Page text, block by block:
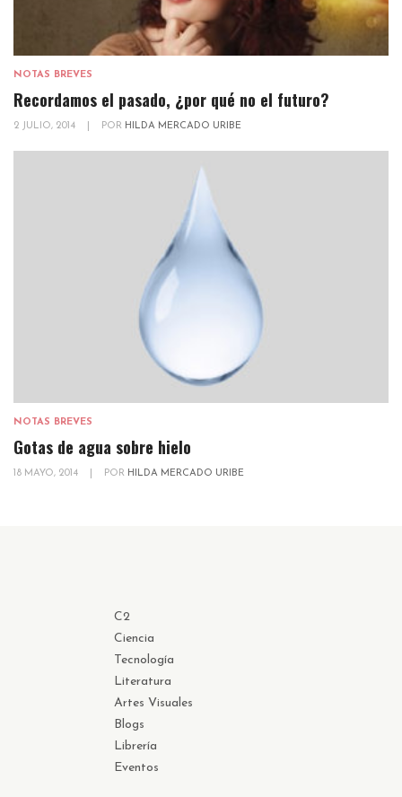
NOTAS BREVES
Recordamos el pasado, ¿por qué no el futuro?
2 JULIO, 2014 POR HILDA MERCADO URIBE
NOTAS BREVES
Gotas de agua sobre hielo
18 MAYO, 2014 POR HILDA MERCADO URIBE
C2
Ciencia
Tecnología
Literatura
Artes Visuales
Blogs
Librería
Eventos